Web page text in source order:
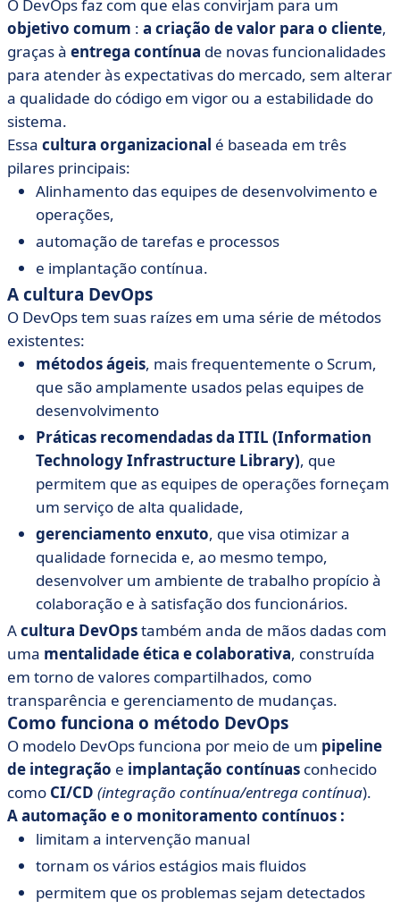
O DevOps faz com que elas convirjam para um
objetivo comum : a criação de valor para o cliente,
graças à entrega contínua de novas funcionalidades
para atender às expectativas do mercado, sem alterar
a qualidade do código em vigor ou a estabilidade do
sistema.
Essa cultura organizacional é baseada em três
pilares principais:
Alinhamento das equipes de desenvolvimento e
operações,
automação de tarefas e processos
e implantação contínua.
A cultura DevOps
O DevOps tem suas raízes em uma série de métodos
existentes:
métodos ágeis, mais frequentemente o Scrum,
que são amplamente usados pelas equipes de
desenvolvimento
Práticas recomendadas da ITIL (Information
Technology Infrastructure Library), que
permitem que as equipes de operações forneçam
um serviço de alta qualidade,
gerenciamento enxuto, que visa otimizar a
qualidade fornecida e, ao mesmo tempo,
desenvolver um ambiente de trabalho propício à
colaboração e à satisfação dos funcionários.
Acultura DevOpstambém anda de mãos dadas com
uma mentalidade ética e colaborativa, construída
em torno de valores compartilhados, como
transparência e gerenciamento de mudanças.
Como funciona o método DevOps
O modelo DevOps funciona por meio de um pipeline
de integração e implantação contínuas conhecido
como CI/CD (integração contínua/entrega contínua).
A automação e o monitoramento contínuos :
limitam a intervenção manual
tornam os vários estágios mais fluidos
permitem que os problemas sejam detectados